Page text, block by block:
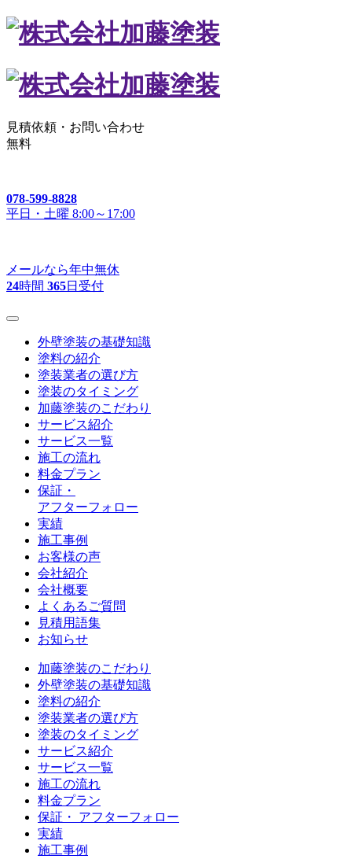
見積依頼・ お問い合わせ
無料
078-599-8828
平日・土曜 8:00～17:00
メールなら年中無休
24時間 365日受付
外壁塗装の基礎知識
塗料の紹介
塗装業者の選び方
塗装のタイミング
加藤塗装のこだわり
サービス紹介
サービス一覧
施工の流れ
料金プラン
保証・
アフターフォロー
実績
施工事例
お客様の声
会社紹介
会社概要
よくあるご質問
見積用語集
お知らせ
加藤塗装のこだわり
外壁塗装の基礎知識
塗料の紹介
塗装業者の選び方
塗装のタイミング
サービス紹介
サービス一覧
施工の流れ
料金プラン
保証・ アフターフォロー
実績
施工事例